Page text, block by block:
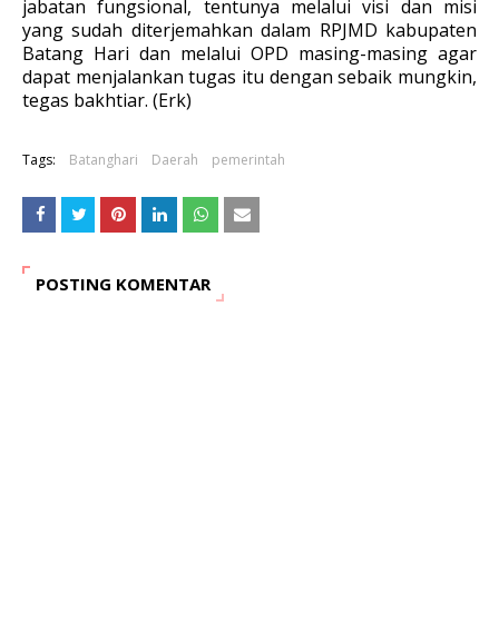
jabatan fungsional, tentunya melalui visi dan misi
yang sudah diterjemahkan dalam RPJMD kabupaten
Batang Hari dan melalui OPD masing-masing agar
dapat menjalankan tugas itu dengan sebaik mungkin,
tegas bakhtiar. (Erk)
Tags: Batanghari Daerah pemerintah
POSTING KOMENTAR